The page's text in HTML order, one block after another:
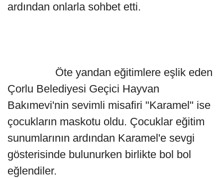
ardından onlarla sohbet etti.
Öte yandan eğitimlere eşlik eden
Çorlu Belediyesi Geçici Hayvan
Bakımevi'nin sevimli misafiri "Karamel" ise
çocukların maskotu oldu. Çocuklar eğitim
sunumlarının ardından Karamel'e sevgi
gösterisinde bulunurken birlikte bol bol
eğlendiler.